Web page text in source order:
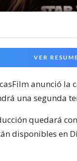
VER
anunció la
una segunda
quedará
disponibles en